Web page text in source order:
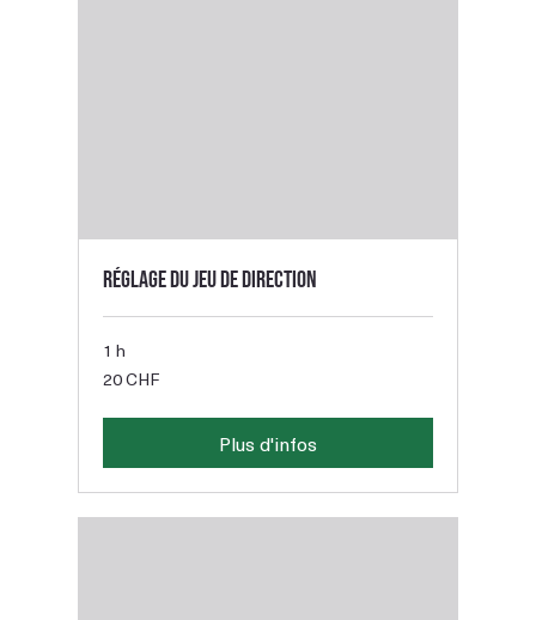
Réglage du jeu de direction
1 h
francs
20 CHF
Plus d'infos